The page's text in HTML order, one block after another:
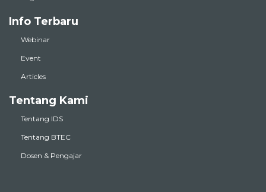
Info Terbaru
Webinar
Event
Articles
Tentang Kami
Tentang IDS
Tentang BTEC
Dosen & Pengajar